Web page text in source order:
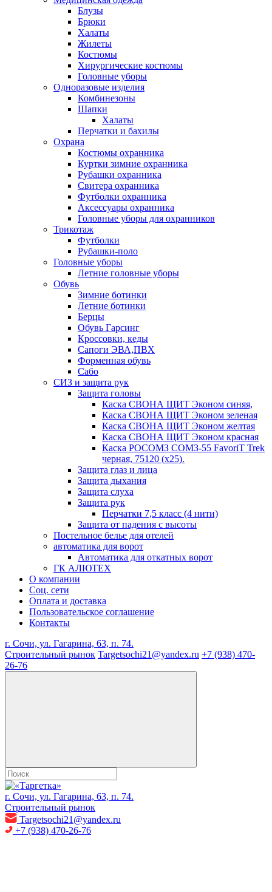
Блузы
Брюки
Халаты
Жилеты
Костюмы
Хирургические костюмы
Головные уборы
Одноразовые изделия
Комбинезоны
Шапки
Халаты
Перчатки и бахилы
Охрана
Костюмы охранника
Куртки зимние охранника
Рубашки охранника
Свитера охранника
Футболки охранника
Аксессуары охранника
Головные уборы для охранников
Трикотаж
Футболки
Рубашки-поло
Головные уборы
Летние головные уборы
Обувь
Зимние ботинки
Летние ботинки
Берцы
Обувь Гарсинг
Кроссовки, кеды
Сапоги ЭВА,ПВХ
Форменная обувь
Сабо
СИЗ и защита рук
Защита головы
Каска СВОНА ЩИТ Эконом синяя,
Каска СВОНА ЩИТ Эконом зеленая
Каска СВОНА ЩИТ Эконом желтая
Каска СВОНА ЩИТ Эконом красная
Каска РОСОМЗ СОМЗ-55 FavoriT Trek
черная, 75120 (х25).
Защита глаз и лица
Защита дыхания
Защита слуха
Защита рук
Перчатки 7,5 класс (4 нити)
Защита от падения с высоты
Постельное белье для отелей
автоматика для ворот
Автоматика для откатных ворот
ГК АЛЮТЕХ
О компании
Соц. сети
Оплата и доставка
Пользовательское соглашение
Контакты
г. Сочи, ул. Гагарина, 63, п. 74.
Строительный рынок Targetsochi21@yandex.ru +7 (938) 470-
26-76
г. Сочи, ул. Гагарина, 63, п. 74.
Строительный рынок
Targetsochi21@yandex.ru
+7 (938) 470-26-76